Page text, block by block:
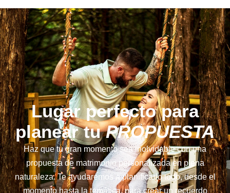
Lugar perfecto para
planear tuPROPUESTA
Haz que tu gran momento sea inolvidable con una
propuesta de matrimonio personalizada en plena
naturaleza. Te ayudaremos a planificarlo todo, desde el
momento hasta la temática, para crear un recuerdo